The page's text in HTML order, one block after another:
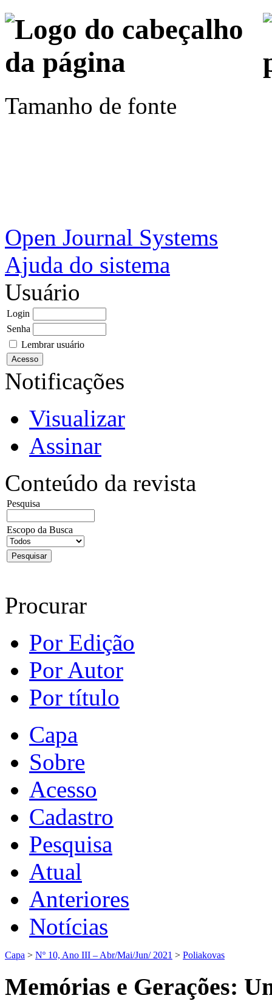
Tamanho de fonte
Open Journal Systems
Ajuda do sistema
Usuário
Login
Senha
Lembrar usuário
Notificações
Visualizar
Assinar
Conteúdo da revista
Pesquisa
Escopo da Busca
Procurar
Por Edição
Por Autor
Por título
Capa
Sobre
Acesso
Cadastro
Pesquisa
Atual
Anteriores
Notícias
Capa > Nº 10, Ano III – Abr/Mai/Jun/ 2021 > Poliakovas
Memórias e Gerações: